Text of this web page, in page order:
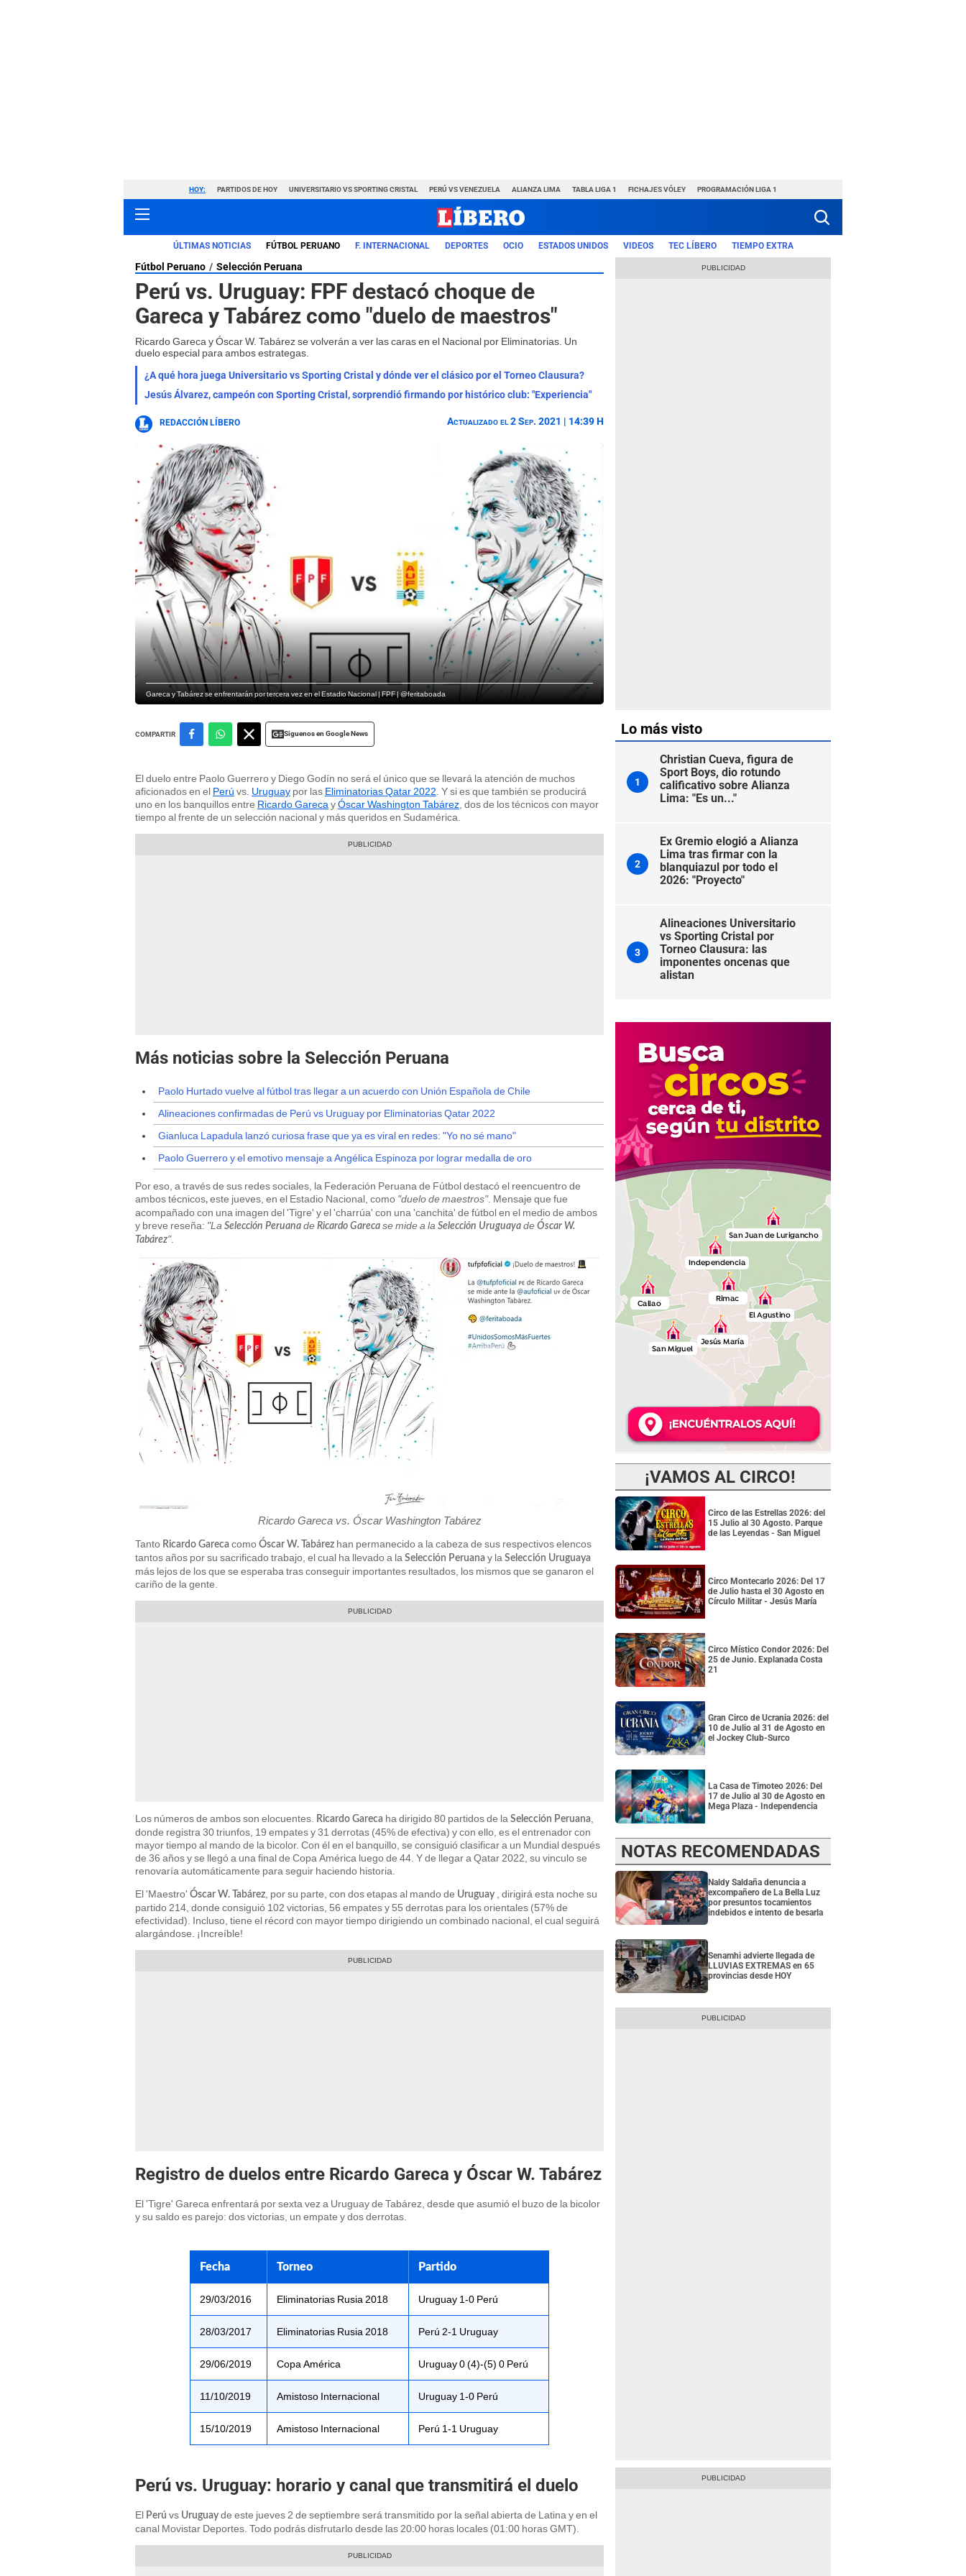
HOY: PARTIDOS DE HOY UNIVERSITARIO VS SPORTING CRISTAL PERÚ VS VENEZUELA ALIANZA LIMA TABLA LIGA 1 FICHAJES VÓLEY PROGRAMACIÓN LIGA 1
ÚLTIMAS NOTICIAS FÚTBOL PERUANO F. INTERNACIONAL DEPORTES OCIO ESTADOS UNIDOS VIDEOS TEC LÍBERO TIEMPO EXTRA
Fútbol Peruano Selección Peruana
Perú vs. Uruguay: FPF destacó choque de
Gareca y Tabárez como "duelo de maestros"
Ricardo Gareca y Óscar W. Tabárez se volverán a ver las caras en el Nacional por Eliminatorias. Un
duelo especial para ambos estrategas.
¿A qué hora juega Universitario vs Sporting Cristal y dónde ver el clásico por el Torneo Clausura?
Jesús Álvarez, campeón con Sporting Cristal, sorprendió firmando por histórico club: "Experiencia"
REDACCIÓN LÍBERO Actualizado el 2 Sep. 2021 | 14:39 H
Gareca y Tabárez se enfrentarán por tercera vez en el Estadio Nacional | FPF | @feritaboada
COMPARTIR Siguenos en Google News
El duelo entre Paolo Guerrero y Diego Godín no será el único que se llevará la atención de muchos
aficionados en el Perú vs. Uruguay por las Eliminatorias Qatar 2022 . Y si es que también se producirá
uno en los banquillos entre Ricardo Gareca yÓscar Washington Tabárez , dos de los técnicos con mayor
tiempo al frente de un selección nacional y más queridos en Sudamérica.
Más noticias sobre la Selección Peruana
Paolo Hurtado vuelve al fútbol tras llegar a un acuerdo con Unión Española de Chile
Alineaciones confirmadas de Perú vs Uruguay por Eliminatorias Qatar 2022
Gianluca Lapadula lanzó curiosa frase que ya es viral en redes: "Yo no sé mano"
Paolo Guerrero y el emotivo mensaje a Angélica Espinoza por lograr medalla de oro
Por eso, a través de sus redes sociales, la Federación Peruana de Fútbol destacó el reencuentro de
ambos técnicos, este jueves, en el Estadio Nacional, como "duelo de maestros". Mensaje que fue
acompañado con una imagen del 'Tigre' y el 'charrúa' con una 'canchita' de fútbol en el medio de ambos
y breve reseña: "La Selección Peruana de Ricardo Gareca se mide a la Selección Uruguaya de Óscar W.
Tabárez".
Ricardo Gareca vs. Óscar Washington Tabárez
Tanto Ricardo Gareca como Óscar W. Tabárez han permanecido a la cabeza de sus respectivos elencos
tantos años por su sacrificado trabajo, el cual ha llevado a la Selección Peruana y la Selección Uruguaya
más lejos de los que se esperaba tras conseguir importantes resultados, los mismos que se ganaron el
cariño de la gente.
Los números de ambos son elocuentes. Ricardo Gareca ha dirigido 80 partidos de la Selección Peruana,
donde registra 30 triunfos, 19 empates y 31 derrotas (45% de efectiva) y con ello, es el entrenador con
mayor tiempo al mando de la bicolor. Con él en el banquillo, se consiguió clasificar a un Mundial después
de 36 años y se llegó a una final de Copa América luego de 44. Y de llegar a Qatar 2022, su vinculo se
renovaría automáticamente para seguir haciendo historia.
El 'Maestro' Óscar W. Tabárez, por su parte, con dos etapas al mando de Uruguay , dirigirá esta noche su
partido 214, donde consiguió 102 victorias, 56 empates y 55 derrotas para los orientales (57% de
efectividad). Incluso, tiene el récord con mayor tiempo dirigiendo un combinado nacional, el cual seguirá
alargándose. ¡Increíble!
Registro de duelos entre Ricardo Gareca y Óscar W. Tabárez
El 'Tigre' Gareca enfrentará por sexta vez a Uruguay de Tabárez, desde que asumió el buzo de la bicolor
y su saldo es parejo: dos victorias, un empate y dos derrotas.
Fecha Torneo Partido
29/03/2016 Eliminatorias Rusia 2018 Uruguay 1-0 Perú
28/03/2017 Eliminatorias Rusia 2018 Perú 2-1 Uruguay
29/06/2019 Copa América Uruguay 0 (4)-(5) 0 Perú
11/10/2019 Amistoso Internacional Uruguay 1-0 Perú
15/10/2019 Amistoso Internacional Perú 1-1 Uruguay
Perú vs. Uruguay: horario y canal que transmitirá el duelo
El Perú vs Uruguay de este jueves 2 de septiembre será transmitido por la señal abierta de Latina y en el
canal Movistar Deportes. Todo podrás disfrutarlo desde las 20:00 horas locales (01:00 horas GMT).
Lo más visto
1
Christian Cueva, figura de
Sport Boys, dio rotundo
calificativo sobre Alianza
Lima: "Es un..."
2
Ex Gremio elogió a Alianza
Lima tras firmar con la
blanquiazul por todo el
2026: "Proyecto"
3
Alineaciones Universitario
vs Sporting Cristal por
Torneo Clausura: las
imponentes oncenas que
alistan
¡VAMOS AL CIRCO!
Circo de las Estrellas 2026: del
15 Julio al 30 Agosto. Parque
de las Leyendas - San Miguel
Circo Montecarlo 2026: Del 17
de Julio hasta el 30 Agosto en
Círculo Militar - Jesús María
Circo Místico Condor 2026: Del
25 de Junio. Explanada Costa
21
Gran Circo de Ucrania 2026: del
10 de Julio al 31 de Agosto en
el Jockey Club-Surco
La Casa de Timoteo 2026: Del
17 de Julio al 30 de Agosto en
Mega Plaza - Independencia
NOTAS RECOMENDADAS
Naldy Saldaña denuncia a
excompañero de La Bella Luz
por presuntos tocamientos
indebidos e intento de besarla
Senamhi advierte llegada de
LLUVIAS EXTREMAS en 65
provincias desde HOY